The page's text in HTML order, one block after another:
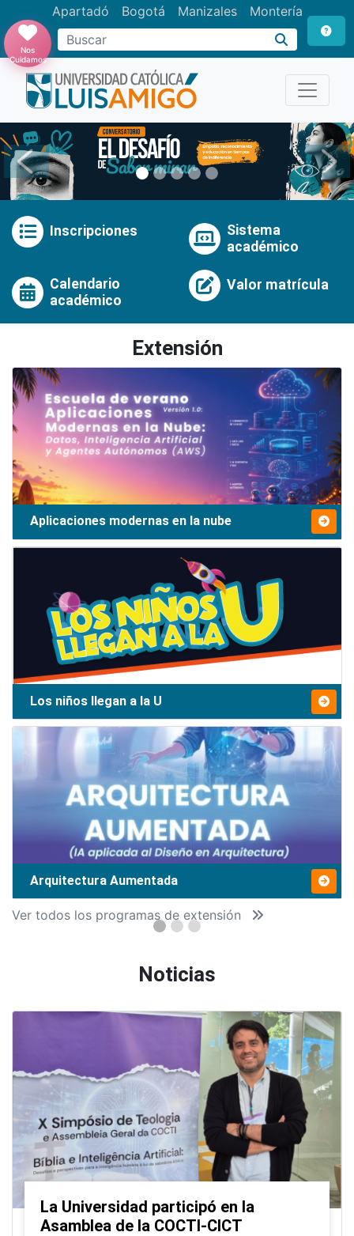
Apartadó Bogotá Manizales Montería
Buscar
Nos
Cuidamos
Anterior
Inscripciones
Sistema
académico
Calendario
académico
Valor matrícula
Extensión
Aplicaciones modernas en la nube
Los niños llegan a la U
Arquitectura Aumentada
Ver todos los programas de extensión
Noticias
La Universidad participó en la
Asamblea de la COCTI-CICT